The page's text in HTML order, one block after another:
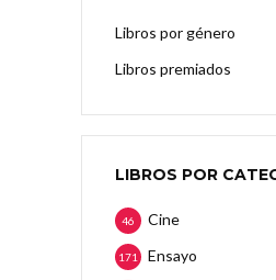
Libros por género
Libros premiados
LIBROS POR
Cine
46
Ensayo
171